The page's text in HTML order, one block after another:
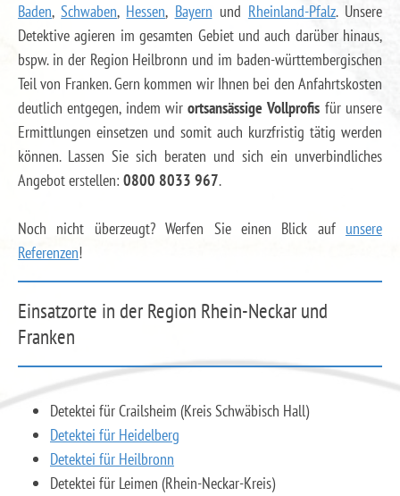
Baden,Schwaben, Hessen, Bayern und Rheinland-Pfalz. Unsere
Detektive agieren im gesamten Gebiet und auch darüber hinaus,
bspw. in der Region Heilbronn und im baden-württembergischen
Teil von Franken. Gern kommen wir Ihnen bei den Anfahrtskosten
deutlich entgegen, indem wirortsansässige Vollprofis für unsere
Ermittlungen einsetzen und somit auch kurzfristig tätig werden
können. Lassen Sie sich beraten und sich ein unverbindliches
Angebot erstellen: 0800 8033 967.
Noch nicht überzeugt? Werfen Sie einen Blick auf unsere
Referenzen!
Einsatzorte in der Region Rhein-Neckar und
Franken
Detektei für Crailsheim (Kreis Schwäbisch Hall)
Detektei für Heidelberg
Detektei für Heilbronn
Detektei für Leimen (Rhein-Neckar-Kreis)